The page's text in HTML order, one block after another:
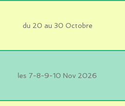
du 20 au 30 Octobre
les 7-8-9-10 Nov 2026